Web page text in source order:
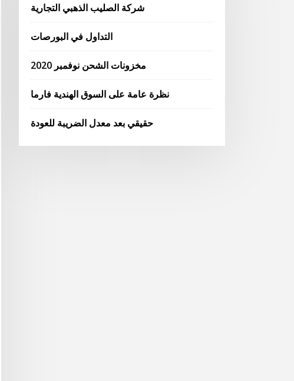
شركة الصليب الذهبي التجارية
التداول في البورصات
مخزونات الشحن نوفمبر 2020
نظرة عامة على السوق الهندية فارما
حقيقي بعد معدل الضريبة للعودة